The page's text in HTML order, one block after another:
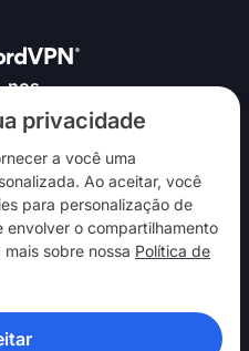
privacidade
a você uma
Ao aceitar, você
para personalização de
envolver o compartilhamento
sobre nossa Política de
nos